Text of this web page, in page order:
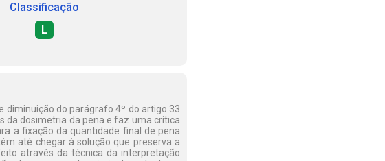
Classificação
L
diminuição do parágrafo 4º do artigo 33
da dosimetria da pena e faz uma crítica
a fixação da quantidade final de pena
até chegar à solução que preserva a
através da técnica da interpretação